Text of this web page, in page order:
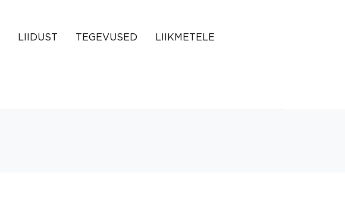
LIIDUST TEGEVUSED LIIKMETELE